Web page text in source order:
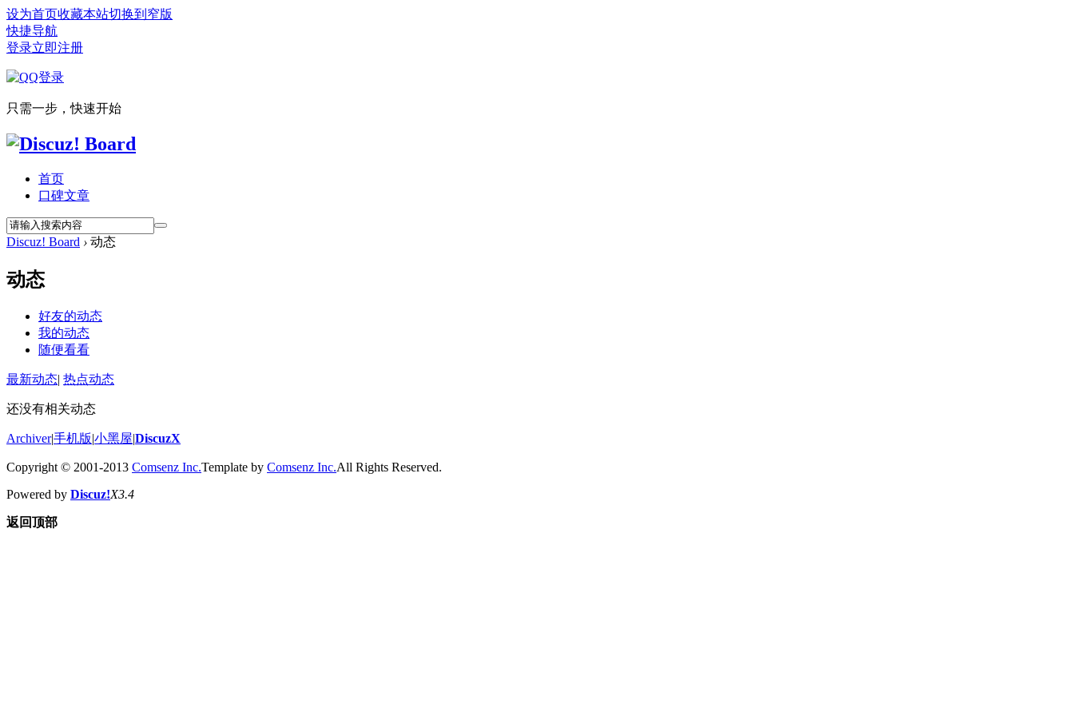
设为首页收藏本站切换到窄版
快捷导航
登录立即注册
只需一步，快速开始
首页
口碑文章
Discuz! Board › 动态
动态
好友的动态
我的动态
随便看看
最新动态| 热点动态
还没有相关动态
Archiver|手机版|小黑屋|DiscuzX
Copyright © 2001-2013 Comsenz Inc.Template by Comsenz Inc.All Rights Reserved.
Powered by Discuz!X3.4
返回顶部